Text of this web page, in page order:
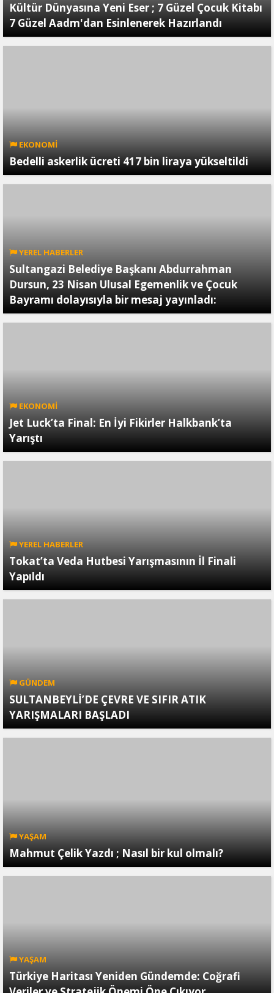
Kültür Dünyasına Yeni Eser ; 7 Güzel Çocuk Kitabı
7 Güzel Aadm'dan Esinlenerek Hazırlandı
EKONOMİ
Bedelli askerlik ücreti 417 bin liraya yükseltildi
YEREL HABERLER
Sultangazi Belediye Başkanı Abdurrahman
Dursun, 23 Nisan Ulusal Egemenlik ve Çocuk
Bayramı dolayısıyla bir mesaj yayınladı:
EKONOMİ
Jet Luck’ta Final: En İyi Fikirler Halkbank’ta
Yarıştı
YEREL HABERLER
Tokat’ta Veda Hutbesi Yarışmasının İl Finali
Yapıldı
GÜNDEM
SULTANBEYLİ’DE ÇEVRE VE SIFIR ATIK
YARIŞMALARI BAŞLADI
YAŞAM
Mahmut Çelik Yazdı ; Nasıl bir kul olmalı?
YAŞAM
Türkiye Haritası Yeniden Gündemde: Coğrafi